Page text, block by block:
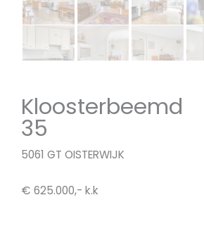
Kloosterbeemd
35
5061 GT OISTERWIJK
€ 625.000,- k.k